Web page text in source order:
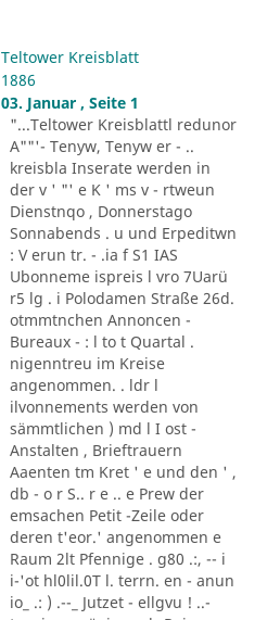
Teltower Kreisblatt
1886
03. Januar , Seite 1
"...Teltower Kreisblattl redunor
A""'- Tenyw, Tenyw er - ..
kreisbla Inserate werden in
der v ' "' e K ' ms v - rtweun
Dienstnqo , Donnerstago
Sonnabends . u und Erpeditwn
: V erun tr. - .ia f S1 IAS
Ubonneme ispreis l vro 7Uarü
r5 lg . i Polodamen Straße 26d.
otmmtnchen Annoncen -
Bureaux - : l to t Quartal .
nigenntreu im Kreise
angenommen. . ldr l
ilvonnements werden von
sämmtlichen ) md l I ost -
Anstalten , Brieftrauern
Aaenten tm Kret ' e und den ' ,
db - o r S.. r e .. e Prew der
emsachen Petit -Zeile oder
deren t'eor.' angenommen e
Raum 2lt Pfennige . g80 .:, -- i
i-'ot hl0lil.0T l. terrn. en - anun
io_ .: ) .--_ Jutzet - ellgvu ! ..-